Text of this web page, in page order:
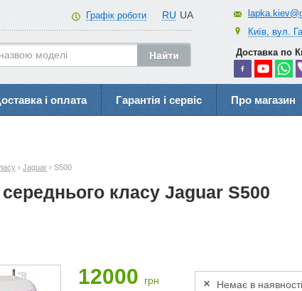
RU UA
Графік роботи
Київ, вул.
Доставка по
і оплата Гарантія і сервіс Про магазин
› Jaguar › S500
класу Jaguar S500
12000 грн Немає в наявності